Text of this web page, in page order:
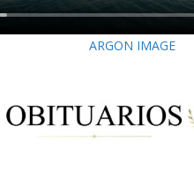
ARGON IMAGE